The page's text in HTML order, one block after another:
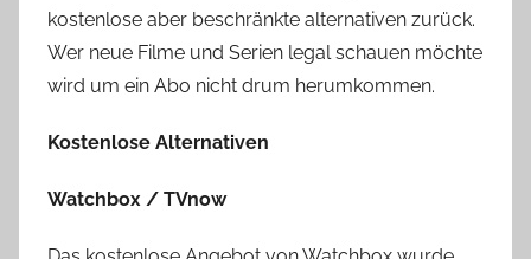
kostenlose aber beschränkte alternativen zurück.
Wer neue Filme und Serien legal schauen möchte
wird um ein Abo nicht drum herumkommen.
Kostenlose Alternativen
Watchbox / TVnow